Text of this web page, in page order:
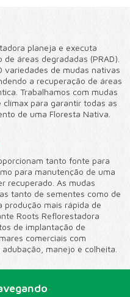
planeja e executa
áreas degradadas (PRAD).
variedades de mudas nativas
a recuperação de áreas
Trabalhamos com mudas
clímax para garantir todas as
de uma Floresta Nativa.
tanto fonte para
para manutenção de uma
recuperado. As mudas
tanto de sementes como de
produção mais rápida de
Roots Reflorestadora
de implantação de
comerciais com
manejo e colheita.